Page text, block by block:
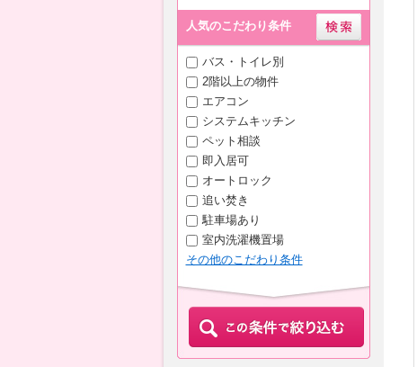
人気のこだわり条件
バス・トイレ別
2階以上の物件
エアコン
システムキッチン
ペット相談
即入居可
オートロック
追い焚き
駐車場あり
室内洗濯機置場
その他のこだわり条件